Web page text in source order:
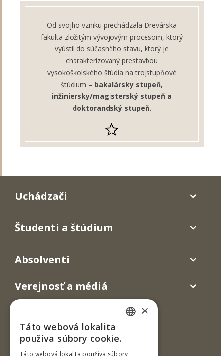
Od svojho vzniku prechádzala Drevárska
fakulta zložitým vývojovým procesom, ktorý
vyústil do súčasného stavu, ktorý je
charakterizovaný prestavbou
vysokoškolského štúdia na trojstupňové
štúdium – bakalársky stupeň,
inžiniersky/magisterský stupeň a
doktorandský stupeň.
Uchádzači
Študenti a štúdium
Absolventi
Verejnosť a médiá
×
Táto webová lokalita
používa súbory cookie.
Táto webová lokalita používa súbory